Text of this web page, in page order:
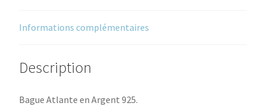
Informations complémentaires
Description
Bague Atlante en Argent 925.